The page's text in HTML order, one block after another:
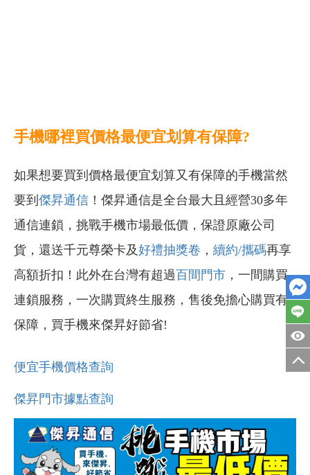
手機哪裡買價格最便宜划算有保障?
如果想要買到價格最便宜划算又有保障的手機當然
要到 傑昇通信 ！傑昇通信是全台最大且經營30多年
通信連鎖，挑戰手機市場最低價，保證原廠公司
貨，還送千元尊榮卡及好禮抽獎卷 ， 續約/攜碼再享
高額折扣！此外在台灣有超過百間門市 ，一間購買
連鎖服務，一次購買終生服務，售後免擔心購買有
保障，買手機來傑昇好節省!
便宜手機價格查詢
傑昇門市據點查詢